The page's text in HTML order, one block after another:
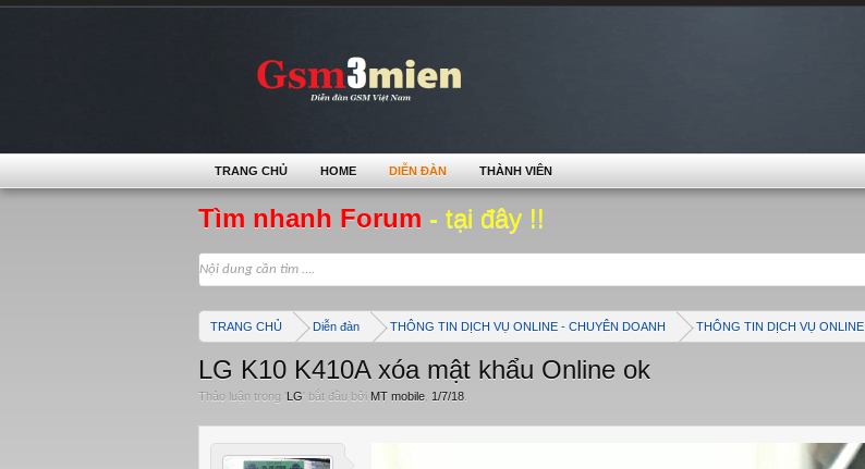
Tìm nhanh Forum - tại đây !!
TRANG CHỦ Diễn đàn THÔNG TIN DỊCH VỤ ONLINE - CHUYÊN DOANH THÔNG TIN DỊCH VỤ ONLINE
LG K10 K410A xóa mật khẩu Online ok
Thảo luận trong 'LG' bắt đầu bởi MT mobile 1/7/18
TRANG CHỦ HOME DIỄN ĐÀN THÀNH VIÊN